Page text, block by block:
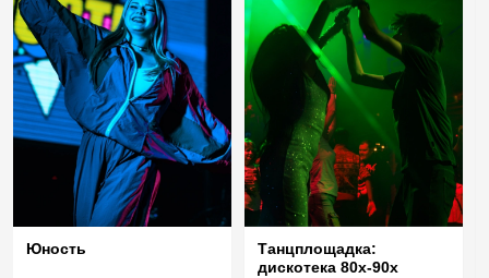
Юность
Танцплощадка:
дискотека 80х-90х